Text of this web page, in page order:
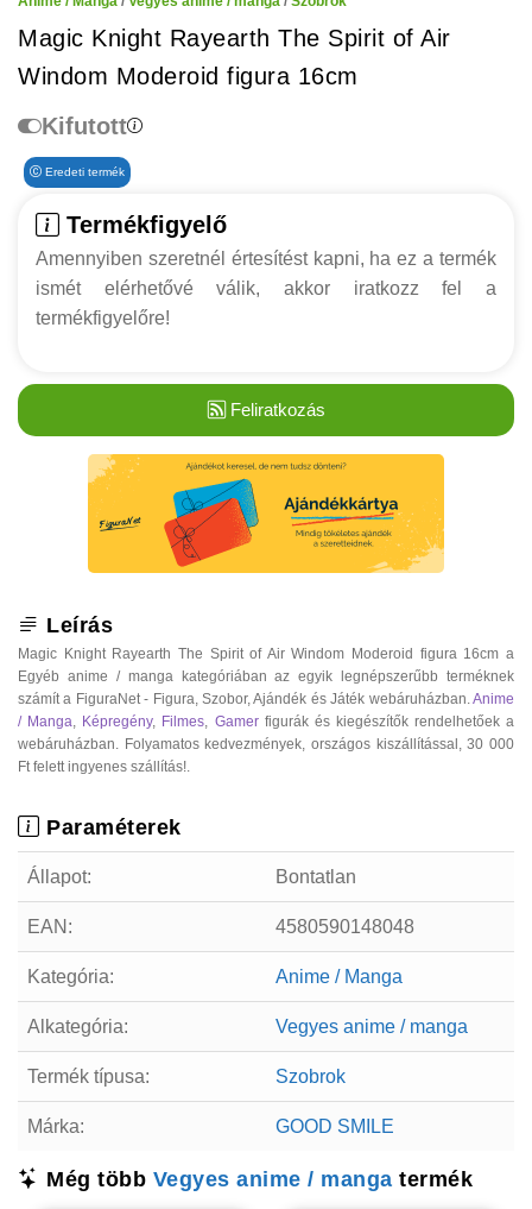
Magic Knight Rayearth The Spirit of Air
Windom Moderoid figura 16cm
Kifutott
Eredeti termék
Termékfigyelő
Amennyiben szeretnél értesítést kapni, ha ez a termék
ismét elérhetővé válik, akkor iratkozz fel a
termékfigyelőre!
Feliratkozás
Leírás
Magic Knight Rayearth The Spirit of Air Windom Moderoid figura 16cm a
Egyéb anime / manga kategóriában az egyik legnépszerűbb terméknek
számít a FiguraNet - Figura, Szobor, Ajándék és Játék webáruházban. Anime
/ Manga
Képregény, Filmes Gamerfigurák és kiegészítők rendelhetőek a
webáruházban. Folyamatos kedvezmények, országos kiszállítással, 30 000
Ft felett ingyenes szállítás!.
Paraméterek
Állapot: Bontatlan
EAN: 4580590148048
Kategória: Anime / Manga
Alkategória: Vegyes anime / manga
Termék típusa: Szobrok
Márka: GOOD SMILE
Még több Vegyes anime / manga termék